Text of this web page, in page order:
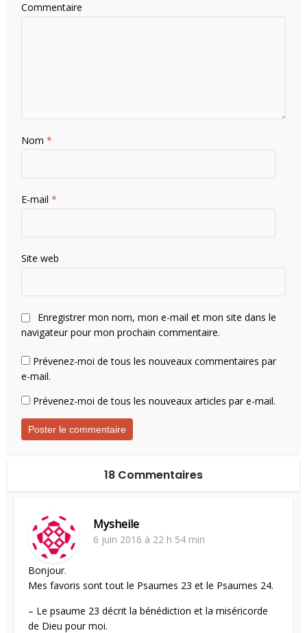
Commentaire
Nom*
E-mail*
Site web
Enregistrer mon nom, mon e-mail et mon site dans le
navigateur pour mon prochain commentaire.
Prévenez-moi de tous les nouveaux commentaires par
e-mail.
Prévenez-moi de tous les nouveaux articles par e-mail.
18 Commentaires
Mysheile
6 juin 2016 à 22 h 54 min
Bonjour.
Mes favoris sont tout le Psaumes 23 et le Psaumes 24.
– Le psaume 23 décrit la bénédiction et la miséricorde
de Dieu pour moi.